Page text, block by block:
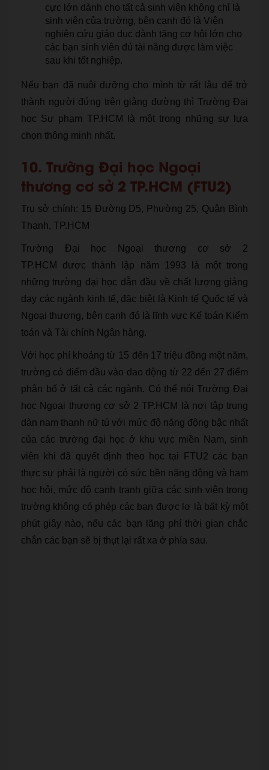
cực lớn dành cho tất cả sinh viên không chỉ là
sinh viên của trường, bên cạnh đó là Viện
nghiên cứu giáo dục dành tặng cơ hội lớn cho
các bạn sinh viên đủ tài năng được làm việc
sau khi tốt nghiệp.
Nếu bạn đã nuôi dưỡng cho mình từ rất lâu để trở
thành người đứng trên giảng đường thì Trường Đại
học Sư phạm TP.HCM là một trong những sự lựa
chọn thông minh nhất.
10. Trường Đại học Ngoại
thương cơ sở 2 TP.HCM (FTU2)
Trụ sở chính: 15 Đường D5, Phường 25, Quận Bình
Thạnh, TP.HCM
Trường Đại học Ngoại thương cơ sở 2
TP.HCM được thành lập năm 1993 là một trong
những trường đại học dẫn đầu về chất lượng giảng
dạy các ngành kinh tế, đặc biệt là Kinh tế Quốc tế và
Ngoại thương, bên cạnh đó là lĩnh vực Kế toán Kiểm
toán và Tài chính Ngân hàng.
Với học phí khoảng từ 15 đến 17 triệu đồng một năm,
trường có điểm đầu vào dao động từ 22 đến 27 điểm
phân bố ở tất cả các ngành. Có thể nói Trường Đại
học Ngoại thương cơ sở 2 TP.HCM là nơi tập trung
dàn nam thanh nữ tú với mức độ năng động bậc nhất
của các trường đại học ở khu vực miền Nam, sinh
viên khi đã quyết định theo học tại FTU2 các bạn
thực sự phải là người có sức bền năng động và ham
học hỏi, mức độ cạnh tranh giữa các sinh viên trong
trường không có phép các bạn được lơ là bất kỳ một
phút giây nào, nếu các bạn lãng phí thời gian chắc
chắn các bạn sẽ bị thụt lại rất xa ở phía sau.